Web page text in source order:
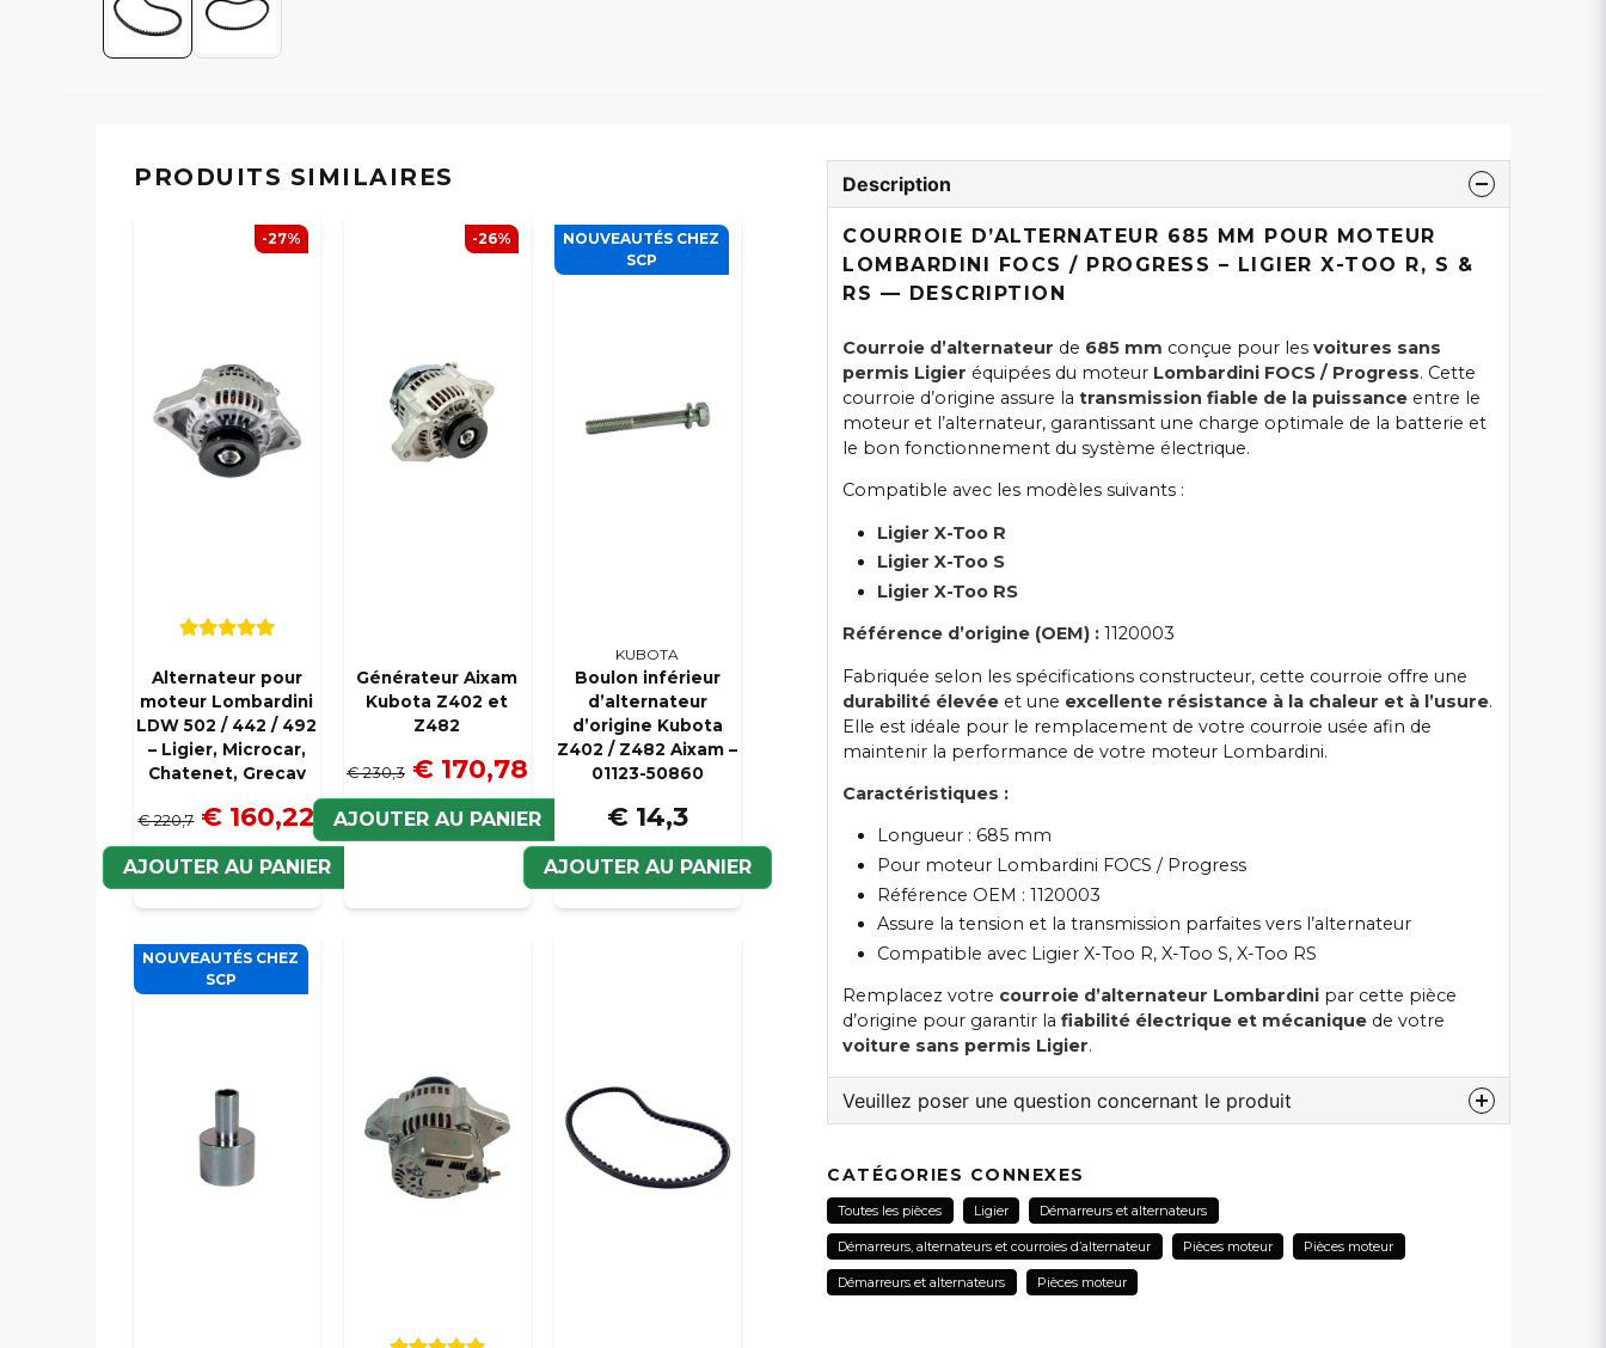
PRODUITS SIMILAIRES
Alternateur pour
moteur Lombardini
LDW 502 / 442 / 492
– Ligier, Microcar,
Chatenet, Grecav
€ 220,7 € 160,22
AJOUTER AU PANIER
-27%
Générateur Aixam
Kubota Z402 et
Z482
€ 230,3 € 170,78
AJOUTER AU PANIER
-26%
KUBOTA
Boulon inférieur
d’alternateur
d’origine Kubota
Z402 / Z482 Aixam –
01123-50860
€ 14,3
AJOUTER AU PANIER
NOUVEAUTÉS CHEZ
SCP
NOUVEAUTÉS CHEZ
SCP
Description
COURROIE D’ALTERNATEUR 685 MM POUR MOTEUR
LOMBARDINI FOCS / PROGRESS – LIGIER X-TOO R, S &
RS — DESCRIPTION
Courroie d’alternateur de 685 mm conçue pour les voitures sans
permis Ligier équipées du moteur Lombardini FOCS / Progress. Cette
courroie d’origine assure la transmission fiable de la puissance entre le
moteur et l’alternateur, garantissant une charge optimale de la batterie et
le bon fonctionnement du système électrique.
Compatible avec les modèles suivants :
Ligier X-Too R
Ligier X-Too S
Ligier X-Too RS
Référence d’origine (OEM) : 1120003
Fabriquée selon les spécifications constructeur, cette courroie offre une
durabilité élevée et une excellente résistance à la chaleur et à l’usure.
Elle est idéale pour le remplacement de votre courroie usée afin de
maintenir la performance de votre moteur Lombardini.
Caractéristiques :
Longueur : 685 mm
Pour moteur Lombardini FOCS / Progress
Référence OEM : 1120003
Assure la tension et la transmission parfaites vers l’alternateur
Compatible avec Ligier X-Too R, X-Too S, X-Too RS
Remplacez votre courroie d’alternateur Lombardini par cette pièce
d’origine pour garantir la fiabilité électrique et mécanique de votre
voiture sans permis Ligier.
Veuillez poser une question concernant le produit
Veuillez nous contacter au sujet de ce produit...
name
Nom
CATÉGORIES CONNEXES
Toutes les pièces Ligier Démarreurs et alternateurs
Démarreurs, alternateurs et courroies d’alternateur Pièces moteur Pièces moteur
Démarreurs et alternateurs Pièces moteur